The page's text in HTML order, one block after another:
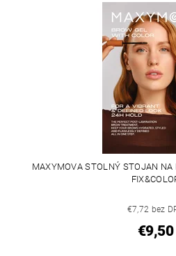
MAXYMOVA STOLNÝ STOJAN NA
€7,72 bez
€9,50